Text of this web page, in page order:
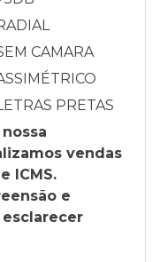
CAMARA
PRETAS
vendas
ICMS.
e